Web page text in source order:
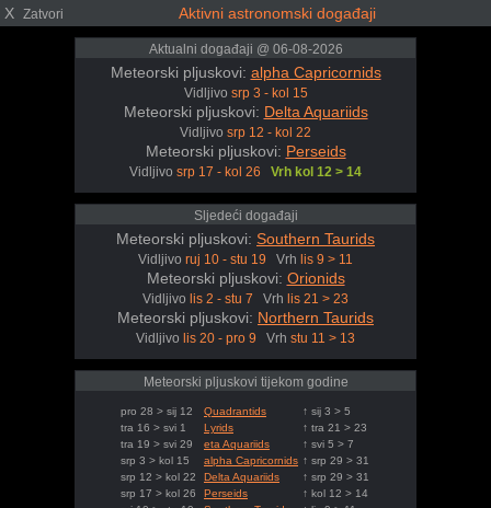
X Zatvori Aktivni astronomski događaji
Aktualni događaji @ 06-08-2026
Meteorski pljuskovi: alpha Capricornids
Vidljivo srp 3 - kol 15
Meteorski pljuskovi: Delta Aquariids
Vidljivo srp 12 - kol 22
Meteorski pljuskovi: Perseids
Vidljivo srp 17 - kol 26 Vrh kol 12 > 14
Sljedeći događaji
Meteorski pljuskovi: Southern Taurids
Vidljivo ruj 10 - stu 19 Vrh lis 9 > 11
Meteorski pljuskovi: Orionids
Vidljivo lis 2 - stu 7 Vrh lis 21 > 23
Meteorski pljuskovi: Northern Taurids
Vidljivo lis 20 - pro 9 Vrh stu 11 > 13
Meteorski pljuskovi tijekom godine
pro 28 > sij 12 Quadrantids
↑ sij 3 > 5
tra 16 > svi 1
Lyrids
↑ tra 21 > 23
tra 19 > svi 29
eta Aquariids
↑ svi 5 > 7
srp 3 > kol 15
alpha Capricornids ↑ srp 29 > 31
srp 12 > kol 22
Delta Aquariids
↑ srp 29 > 31
srp 17 > kol 26
Perseids
↑ kol 12 > 14